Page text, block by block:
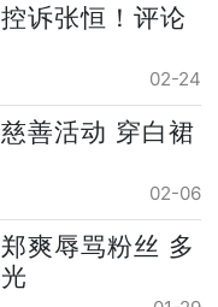
诉张恒！评论
02-24
善活动 穿白裙
02-06
爽辱骂粉丝 多